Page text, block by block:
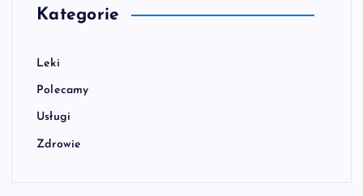
Kategorie
Leki
Polecamy
Usługi
Zdrowie